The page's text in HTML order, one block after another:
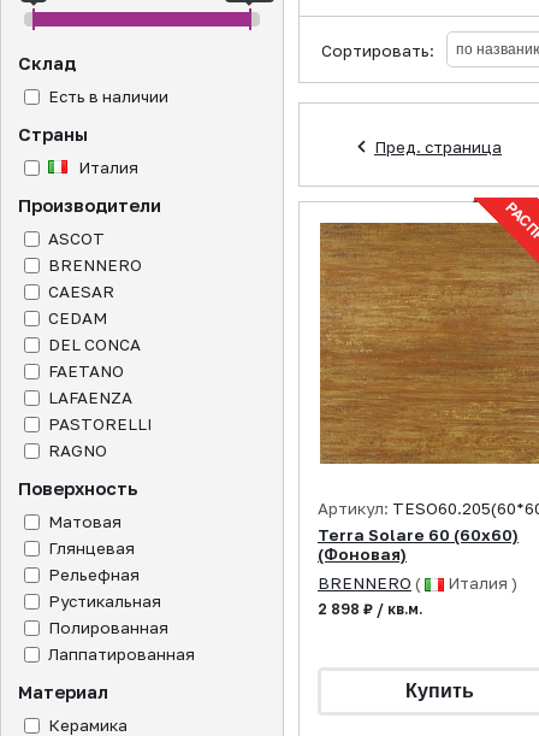
Склад
Есть в наличии
Страны
Италия
Производители
ASCOT
BRENNERO
CAESAR
CEDAM
DEL CONCA
FAETANO
LAFAENZA
PASTORELLI
RAGNO
Поверхность
Матовая
Глянцевая
Рельефная
Рустикальная
Полированная
Лаппатированная
Материал
Керамика
Сортировать:
Пред. страница
Артикул:
Terra Solare 60 (60x60)
(Фоновая)
BRENNERO ( Италия )
2 898 ₽ / кв.м.